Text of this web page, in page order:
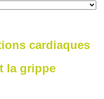
cardiaques
la grippe